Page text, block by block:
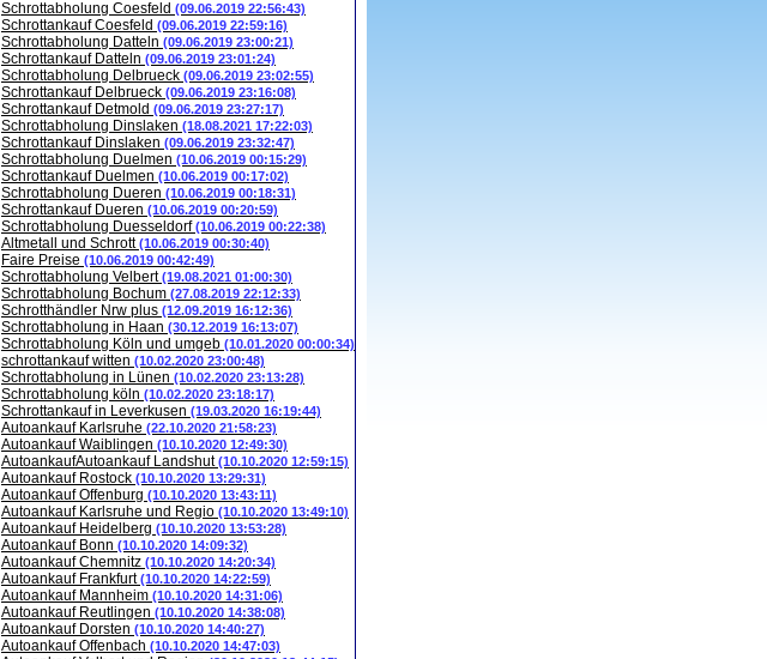
Schrottabholung Coesfeld (09.06.2019 22:56:43)
Schrottankauf Coesfeld (09.06.2019 22:59:16)
Schrottabholung Datteln (09.06.2019 23:00:21)
Schrottankauf Datteln (09.06.2019 23:01:24)
Schrottabholung Delbrueck (09.06.2019 23:02:55)
Schrottankauf Delbrueck (09.06.2019 23:16:08)
Schrottankauf Detmold (09.06.2019 23:27:17)
Schrottabholung Dinslaken (18.08.2021 17:22:03)
Schrottankauf Dinslaken (09.06.2019 23:32:47)
Schrottabholung Duelmen (10.06.2019 00:15:29)
Schrottankauf Duelmen (10.06.2019 00:17:02)
Schrottabholung Dueren (10.06.2019 00:18:31)
Schrottankauf Dueren (10.06.2019 00:20:59)
Schrottabholung Duesseldorf(10.06.2019 00:22:38)
Altmetall und Schrott(10.06.2019 00:30:40)
Faire Preise (10.06.2019 00:42:49)
Schrottabholung Velbert(19.08.2021 01:00:30)
Schrottabholung Bochum (27.08.2019 22:12:33)
Schrotthändler Nrw plus (12.09.2019 16:12:36)
Schrottabholung in Haan (30.12.2019 16:13:07)
Schrottabholung Köln und umgeb (10.01.2020 00:00:34)
schrottankauf witten (10.02.2020 23:00:48)
Schrottabholung in Lünen (10.02.2020 23:13:28)
Schrottabholung köln (10.02.2020 23:18:17)
Schrottankauf in Leverkusen (19.03.2020 16:19:44)
Autoankauf Karlsruhe (22.10.2020 21:58:23)
Autoankauf Waiblingen (10.10.2020 12:49:30)
AutoankaufAutoankauf Landshut(10.10.2020 12:59:15)
Autoankauf Rostock (10.10.2020 13:29:31)
Autoankauf Offenburg (10.10.2020 13:43:11)
Autoankauf Karlsruhe und Regio (10.10.2020 13:49:10)
Autoankauf Heidelberg (10.10.2020 13:53:28)
Autoankauf Bonn (10.10.2020 14:09:32)
Autoankauf Chemnitz (10.10.2020 14:20:34)
Autoankauf Frankfurt(10.10.2020 14:22:59)
Autoankauf Mannheim (10.10.2020 14:31:06)
Autoankauf Reutlingen (10.10.2020 14:38:08)
Autoankauf Dorsten (10.10.2020 14:40:27)
Autoankauf Offenbach (10.10.2020 14:47:03)